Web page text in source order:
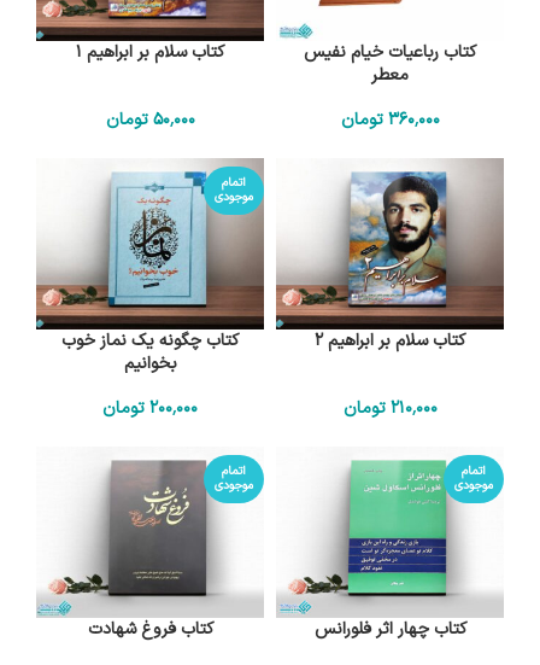
کتاب رباعیات خیام نفیس
معطر
360٬000 تومان
کتاب سلام بر ابراهیم 1
50٬000 تومان
کتاب سلام بر ابراهیم 2
210٬000 تومان
اتمام
موجودی
کتاب چگونه یک نماز خوب
بخوانیم
200٬000تومان
اتمام
موجودی
کتاب چهار اثر فلورانس
اتمام
موجودی
کتاب فروغ شهادت